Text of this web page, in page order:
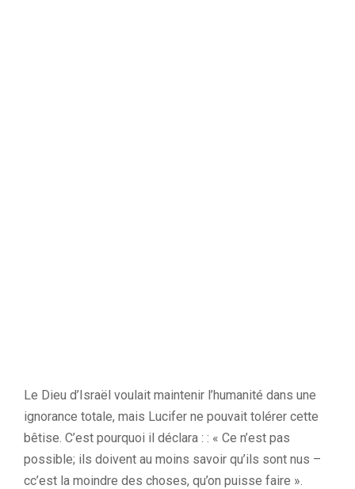
Le Dieu d’Israël voulait maintenir l’humanité dans une
ignorance totale, mais Lucifer ne pouvait tolérer cette
bêtise. C’est pourquoi il déclara : : « Ce n’est pas
possible; ils doivent au moins savoir qu’ils sont nus –
cc’est la moindre des choses, qu’on puisse faire ».